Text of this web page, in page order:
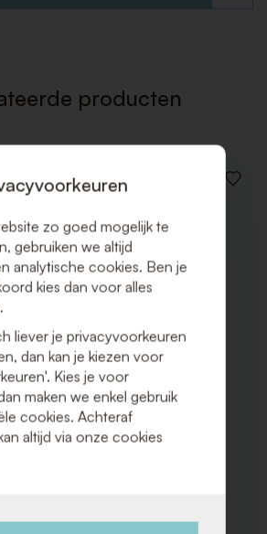
TOE
producten
VOEG
zo goed mogelijk te
gebruiken we altijd
analytische cookies. Ben je
kies dan voor alles
liever je privacyvoorkeuren
dan kan je kiezen voor
Kies je voor
maken we enkel gebruik
cookies. Achteraf
altijd via onze cookies